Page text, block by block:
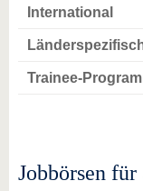
International
Trainee-
Jobbörsen